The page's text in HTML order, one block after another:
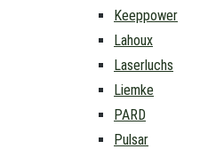
Keeppower
Lahoux
Laserluchs
Liemke
PARD
Pulsar